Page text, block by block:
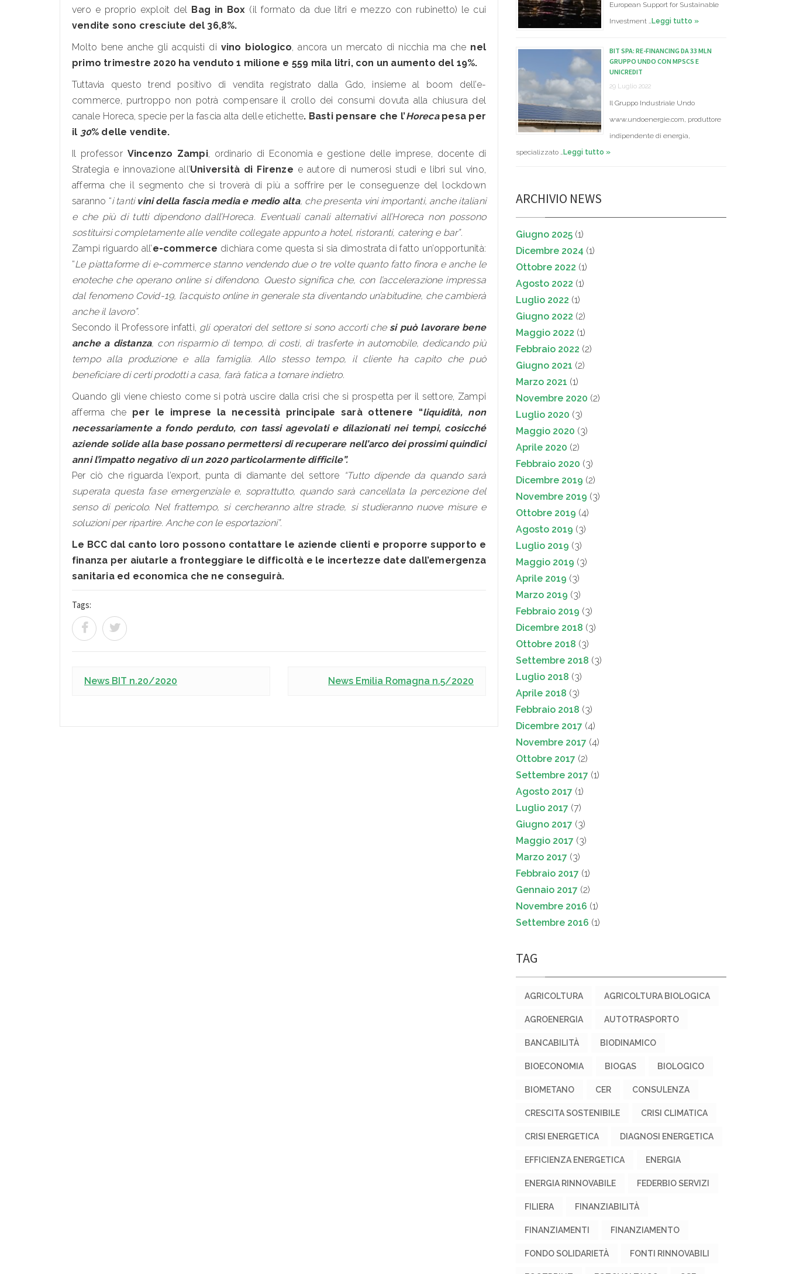
vero e proprio exploit del Bag in Box (il formato da due litri e mezzo con rubinetto) le cui
vendite sono cresciute del 36,8%.
Molto bene anche gli acquisti di vino biologico, ancora un mercato di nicchia ma che nel
primo trimestre 2020 ha venduto 1 milione e 559 mila litri, con un aumento del 19%.
Tuttavia questo trend positivo di vendita registrato dalla Gdo, insieme al boom dell’e-
commerce, purtroppo non potrà compensare il crollo dei consumi dovuta alla chiusura del
canale Horeca, specie per la fascia alta delle etichette. Basti pensare che l’Horecapesa per
il 30% delle vendite.
Il professor Vincenzo Zampi, ordinario di Economia e gestione delle imprese, docente di
Strategia e innovazione all’Università di Firenze e autore di numerosi studi e libri sul vino,
afferma che il segmento che si troverà di più a soffrire per le conseguenze del lockdown
saranno “i tanti vini della fascia media e medio alta, che presenta vini importanti, anche italiani
e che più di tutti dipendono dall’Horeca. Eventuali canali alternativi all’Horeca non possono
sostituirsi completamente alle vendite collegate appunto a hotel, ristoranti, catering e bar”.
Zampi riguardo all’e-commerce dichiara come questa si sia dimostrata di fatto un’opportunità:
“Le piattaforme di e-commerce stanno vendendo due o tre volte quanto fatto finora e anche le
enoteche che operano online si difendono. Questo significa che, con l’accelerazione impressa
dal fenomeno Covid-19, l’acquisto online in generale sta diventando un’abitudine, che cambierà
anche il lavoro”.
Secondo il Professore infatti, gli operatori del settore si sono accorti chesi può lavorare bene
anche a distanza, con risparmio di tempo, di costi, di trasferte in automobile, dedicando più
tempo alla produzione e alla famiglia. Allo stesso tempo, il cliente ha capito che può
beneficiare di certi prodotti a casa, farà fatica a tornare indietro.
Quando gli viene chiesto come si potrà uscire dalla crisi che si prospetta per il settore, Zampi
afferma che per le imprese la necessità principale sarà ottenere “liquidità, non
necessariamente a fondo perduto, con tassi agevolati e dilazionati nei tempi, cosicché
aziende solide alla base possano permettersi di recuperare nell’arco dei prossimi quindici
anni l’impatto negativo di un 2020 particolarmente difficile”.
Per ciò che riguarda l’export, punta di diamante del settore “Tutto dipende da quando sarà
superata questa fase emergenziale e, soprattutto, quando sarà cancellata la percezione del
senso di pericolo. Nel frattempo, si cercheranno altre strade, si studieranno nuove misure e
soluzioni per ripartire. Anche con le esportazioni”.
Le BCC dal canto loro possono contattare le aziende clienti e proporre supporto e
finanza per aiutarle a fronteggiare le difficoltà e le incertezze date dall’emergenza
sanitaria ed economica che ne conseguirà.
Tags:
News BIT n.20/2020 News Emilia Romagna n.5/2020
European Support for Sustainable
Investment …Leggi tutto »
BIT SPA: RE-FINANCING DA 33 MLN
GRUPPO UNDO CON MPSCS E
UNICREDIT
29 Luglio 2022
Il Gruppo Industriale Undo
www.undoenergie.com, produttore
indipendente di energia,
specializzato …Leggi tutto »
ARCHIVIO NEWS
Giugno 2025 (1)
Dicembre 2024 (1)
Ottobre 2022 (1)
Agosto 2022 (1)
Luglio 2022 (1)
Giugno 2022 (2)
Maggio 2022 (1)
Febbraio 2022 (2)
Giugno 2021 (2)
Marzo 2021 (1)
Novembre 2020 (2)
Luglio 2020 (3)
Maggio 2020 (3)
Aprile 2020 (2)
Febbraio 2020 (3)
Dicembre 2019 (2)
Novembre 2019 (3)
Ottobre 2019 (4)
Agosto 2019 (3)
Luglio 2019 (3)
Maggio 2019 (3)
Aprile 2019 (3)
Marzo 2019 (3)
Febbraio 2019 (3)
Dicembre 2018 (3)
Ottobre 2018 (3)
Settembre 2018 (3)
Luglio 2018 (3)
Aprile 2018 (3)
Febbraio 2018 (3)
Dicembre 2017 (4)
Novembre 2017 (4)
Ottobre 2017 (2)
Settembre 2017 (1)
Agosto 2017 (1)
Luglio 2017 (7)
Giugno 2017 (3)
Maggio 2017 (3)
Marzo 2017 (3)
Febbraio 2017 (1)
Gennaio 2017 (2)
Novembre 2016 (1)
Settembre 2016 (1)
TAG
AGRICOLTURA AGRICOLTURA BIOLOGICA
AGROENERGIA AUTOTRASPORTO
BANCABILITÀ BIODINAMICO
BIOECONOMIA BIOGAS BIOLOGICO
BIOMETANO CER CONSULENZA
CRESCITA SOSTENIBILE CRISI CLIMATICA
CRISI ENERGETICA DIAGNOSI ENERGETICA
EFFICIENZA ENERGETICA ENERGIA
ENERGIA RINNOVABILE FEDERBIO SERVIZI
FILIERA FINANZIABILITÀ
FINANZIAMENTI FINANZIAMENTO
FONDO SOLIDARIETÀ FONTI RINNOVABILI